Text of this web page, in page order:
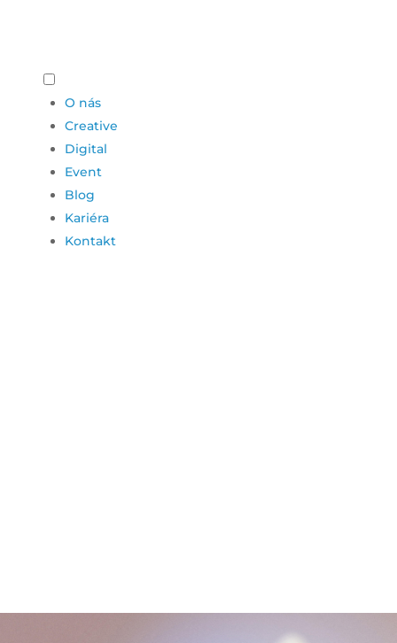
O nás
Creative
Digital
Event
Blog
Kariéra
Kontakt